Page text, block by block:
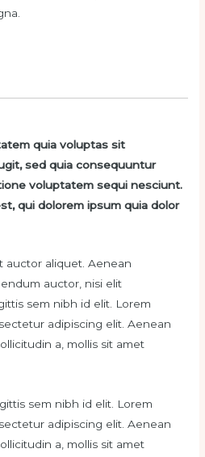
quia voluptas sit
sed quia consequuntur
voluptatem sequi nesciunt.
qui dolorem ipsum quia dolor
auctor aliquet . Aenean
auctor , nisi elit
sem nibh id elit . Lorem
adipiscing elit . Aenean
a, mollis sit amet
sem nibh id elit. Lorem
adipiscing elit. Aenean
a, mollis sit amet